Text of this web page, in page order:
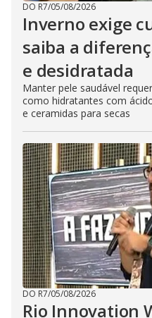
DO R7/05/08/2026
Inverno exige
saiba a
e desidratada
Manter pele saudável
como hidratantes com
e ceramidas para secas
DO R7/05/08/2026
Rio Innovation